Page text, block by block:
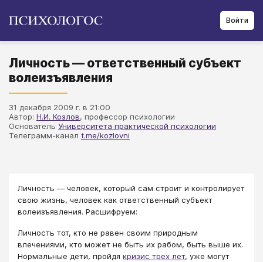
Войти
Личность — ответственный субъект
волеизъявления
31 декабря 2009 г. в 21:00
Автор: Н.И. Козлов, профессор психологии
Основатель Университета практической психологии
Телеграмм-канал t.me/kozlovni
Личность — человек, который сам строит и контролирует
свою жизнь, человек как ответственный субъект
волеизъявления. Расшифруем:
Личность тот, кто не равен своим природным
влечениями, кто может не быть их рабом, быть выше их.
Нормальные дети, пройдя кризис трех лет, уже могут